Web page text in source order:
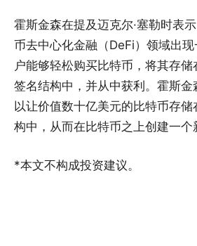
霍斯金森在提及迈克尔·塞勒时表
币去中心化金融（DeFi）领域出
户能够轻松购买比特币，将其存
签名结构中，并从中获利。霍斯
以让价值数十亿美元的比特币存
构中，从而在比特币之上创建一个
*本文不构成投资建议。